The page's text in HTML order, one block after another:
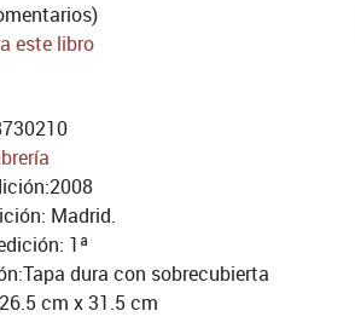
este libro
2008
Madrid.
1ª
Tapa dura con sobrecubierta
cm x 31.5 cm